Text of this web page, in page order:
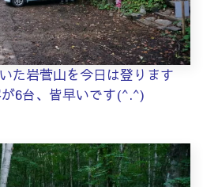
た岩菅山を今日は登ります
6台、皆早いです(^.^)